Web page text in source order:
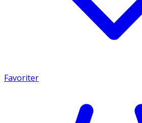
Favoriter